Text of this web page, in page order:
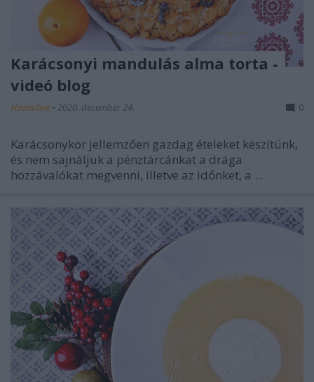
Karácsonyi mandulás alma torta -
videó blog
Havasilive • 2020. december 24. 0
Karácsonykor jellemzően gazdag ételeket készítünk,
és nem sajnáljuk a pénztárcánkat a drága
hozzávalókat megvenni, illetve az időnket, a ...